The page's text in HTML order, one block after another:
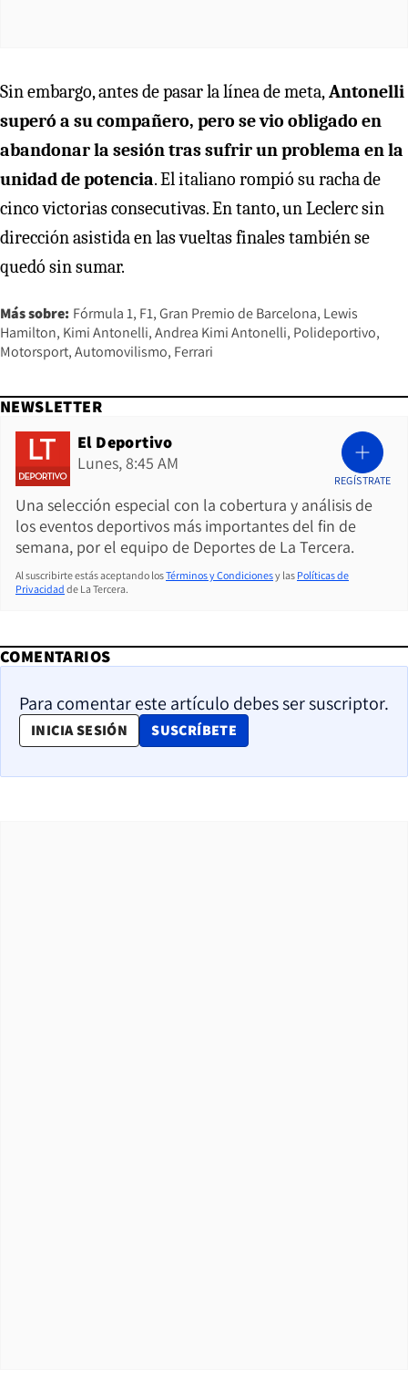
Sin embargo, antes de pasar la línea de meta,Antonelli
superó a su compañero, pero se vio obligado en
abandonar la sesión tras sufrir un problema en la
unidad de potencia. El italiano rompió su racha de
cinco victorias consecutivas. En tanto, un Leclerc sin
dirección asistida en las vueltas finales también se
quedó sin sumar.
Más sobre: Fórmula 1 F1 Gran Premio de Barcelona Lewis
Hamilton Kimi Antonelli Andrea Kimi Antonelli Polideportivo
Motorsport Automovilismo Ferrari
NEWSLETTER
El Deportivo
Lunes, 8:45 AM
Una selección especial con la cobertura y análisis de
los eventos deportivos más importantes del fin de
semana, por el equipo de Deportes de La Tercera.
REGÍSTRATE
Al suscribirte estás aceptando losTérminos y Condicionesy las Políticas de
Privacidad de La Tercera.
COMENTARIOS
Para comentar este artículo debes ser suscriptor.
INICIA SESIÓN SUSCRÍBETE
OPENS IN NEW WINDOW